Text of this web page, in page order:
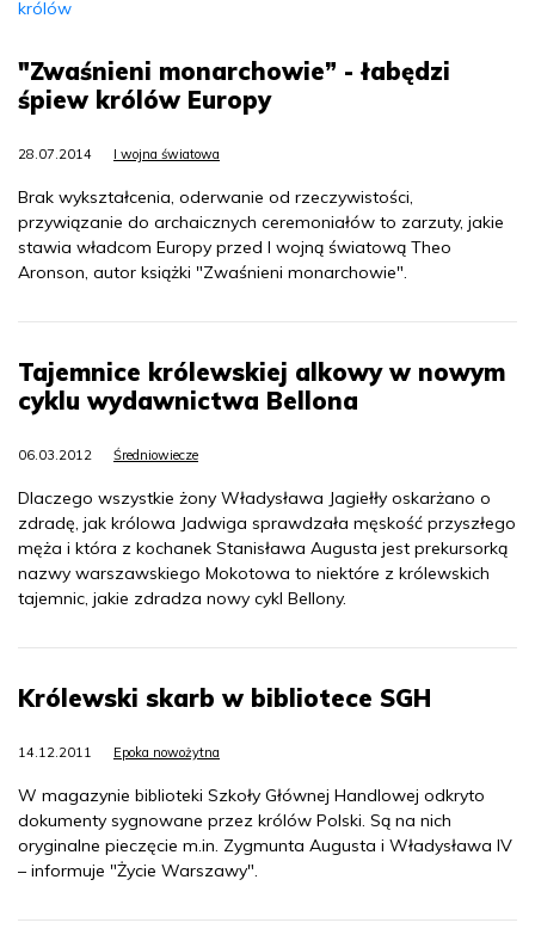
"Zwaśnieni monarchowie” - łabędzi
śpiew królów Europy
28.07.2014 I wojna światowa
Brak wykształcenia, oderwanie od rzeczywistości,
przywiązanie do archaicznych ceremoniałów to zarzuty, jakie
stawia władcom Europy przed I wojną światową Theo
Aronson, autor książki "Zwaśnieni monarchowie".
Tajemnice królewskiej alkowy w nowym
cyklu wydawnictwa Bellona
06.03.2012 Średniowiecze
Dlaczego wszystkie żony Władysława Jagiełły oskarżano o
zdradę, jak królowa Jadwiga sprawdzała męskość przyszłego
męża i która z kochanek Stanisława Augusta jest prekursorką
nazwy warszawskiego Mokotowa to niektóre z królewskich
tajemnic, jakie zdradza nowy cykl Bellony.
Królewski skarb w bibliotece SGH
14.12.2011 Epoka nowożytna
W magazynie biblioteki Szkoły Głównej Handlowej odkryto
dokumenty sygnowane przez królów Polski. Są na nich
oryginalne pieczęcie m.in. Zygmunta Augusta i Władysława IV
– informuje "Życie Warszawy".